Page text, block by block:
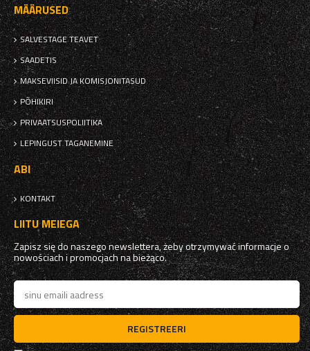
MÄÄRUSED
SALVESTAGE TEAVET
SAADETIS
MAKSEVIISID JA KOMISJONITASUD
PÕHIKIRI
PRIVAATSUSPOLIITIKA
LEPINGUST TAGANEMINE
ABI
KONTAKT
LIITU MEIEGA
Zapisz się do naszego newslettera, żeby otrzymywać informacje o
nowościach i promocjach na bieżąco.
REGISTREERI